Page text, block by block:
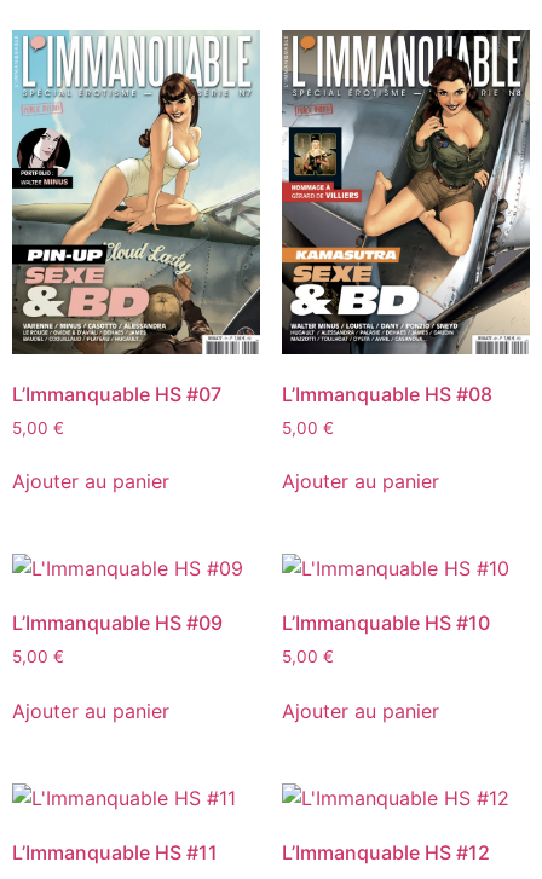
L’Immanquable HS #07
5,00 €
Ajouter au panier
L’Immanquable HS #08
5,00 €
Ajouter au panier
L’Immanquable HS #09
5,00 €
Ajouter au panier
L’Immanquable HS #10
5,00 €
Ajouter au panier
L’Immanquable HS #11 L’Immanquable HS #12